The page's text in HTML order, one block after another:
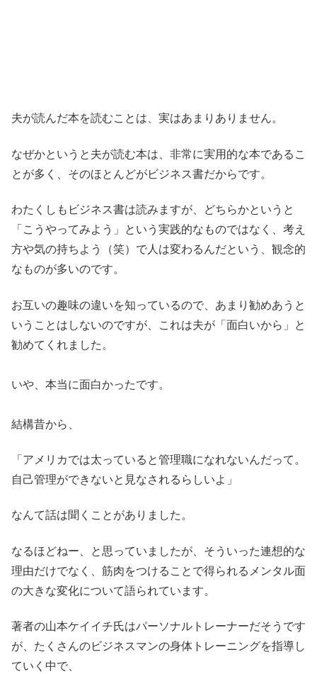
夫が読んだ本を読むことは、実はあまりありません。
なぜかというと夫が読む本は、非常に実用的な本であるこ
とが多く、そのほとんどがビジネス書だからです。
わたくしもビジネス書は読みますが、どちらかというと
「こうやってみよう」という実践的なものではなく、考え
方や気の持ちよう（笑）で人は変わるんだという、観念的
なものが多いのです。
お互いの趣味の違いを知っているので、あまり勧めあうと
いうことはしないのですが、これは夫が「面白いから」と
勧めてくれました。
いや、本当に面白かったです。
結構昔から、
「アメリカでは太っていると管理職になれないんだって。
自己管理ができないと見なされるらしいよ」
なんて話は聞くことがありました。
なるほどねー、と思っていましたが、そういった連想的な
理由だけでなく、筋肉をつけることで得られるメンタル面
の大きな変化について語られています。
著者の山本ケイイチ氏はパーソナルトレーナーだそうです
が、たくさんのビジネスマンの身体トレーニングを指導し
ていく中で、